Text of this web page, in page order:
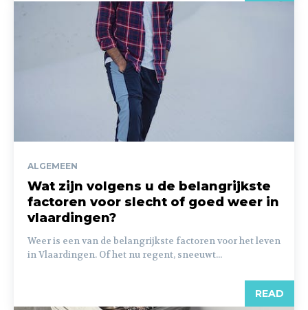
ALGEMEEN
Wat zijn volgens u de belangrijkste
factoren voor slecht of goed weer in
vlaardingen?
Weer is een van de belangrijkste factoren voor het leven
in Vlaardingen. Of het nu regent, sneeuwt...
READ